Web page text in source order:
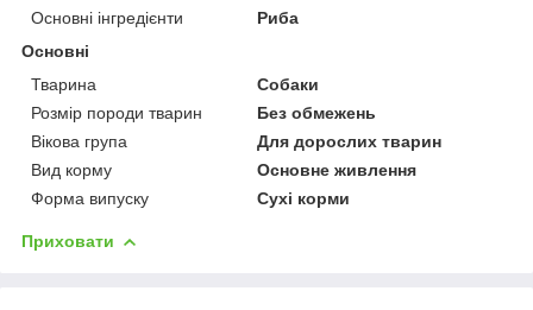
Основні інгредієнти
Риба
Основні
Тварина
Собаки
Розмір породи тварин
Без обмежень
Вікова група
Для дорослих тварин
Вид корму
Основне живлення
Форма випуску
Сухі корми
Приховати